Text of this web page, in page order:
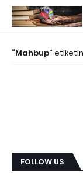
Mahbup
FOLLOW US